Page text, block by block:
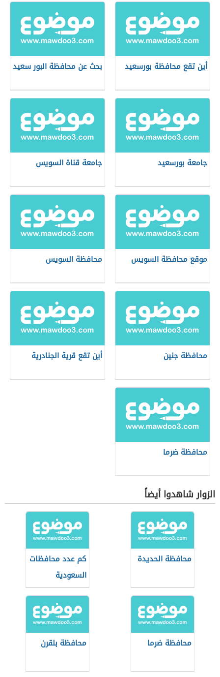
أين تقع محافظة بورسعيد بحث عن محافظة البور سعيد
جامعة بورسعيد جامعة قناة السويس
موقع محافظة السويس محافظة السويس
محافظة جنين أين تقع قرية الجنادرية
محافظة ضرما
الزوار شاهدوا أيضاً
محافظة الحديدة
كم عدد محافظات
السعودية
محافظة ضرما محافظة بلقرن